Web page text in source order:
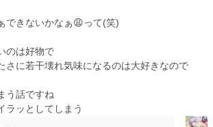
できないかなぁ😩って(笑)
のは好物で
さに若干壊れ気味になるのは大好きなので
う話ですね
ラッとしてしまう